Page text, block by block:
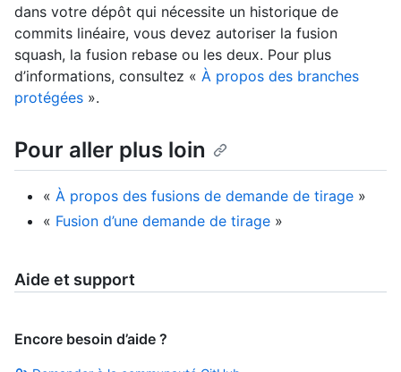
dans votre dépôt qui nécessite un historique de
commits linéaire, vous devez autoriser la fusion
squash, la fusion rebase ou les deux. Pour plus
d’informations, consultez « À propos des branches
protégées ».
Pour aller plus loin
« À propos des fusions de demande de tirage »
« Fusion d’une demande de tirage »
Aide et support
Encore besoin d’aide ?